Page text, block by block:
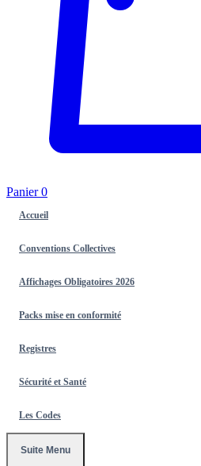
Panier0
Accueil
Conventions Collectives
Affichages Obligatoires 2026
Packs mise en conformité
Registres
Sécurité et Santé
Les Codes
Suite Menu